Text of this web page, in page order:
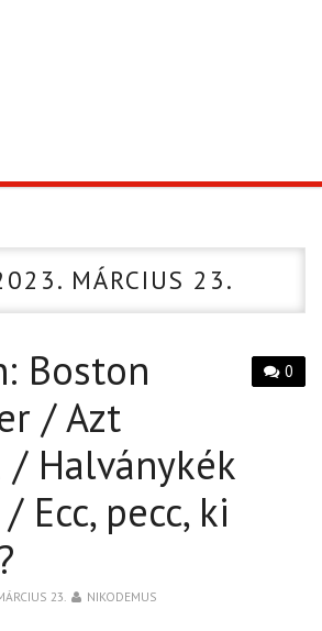
MÁRCIUS 23.
0
Boston
/ Azt
/ Halványkék
Ecc, pecc, ki
23. NIKODEMUS